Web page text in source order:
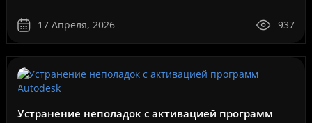
Как на вашем ..
17 Апреля, 2026 937
Устранение неполадок с активацией программ